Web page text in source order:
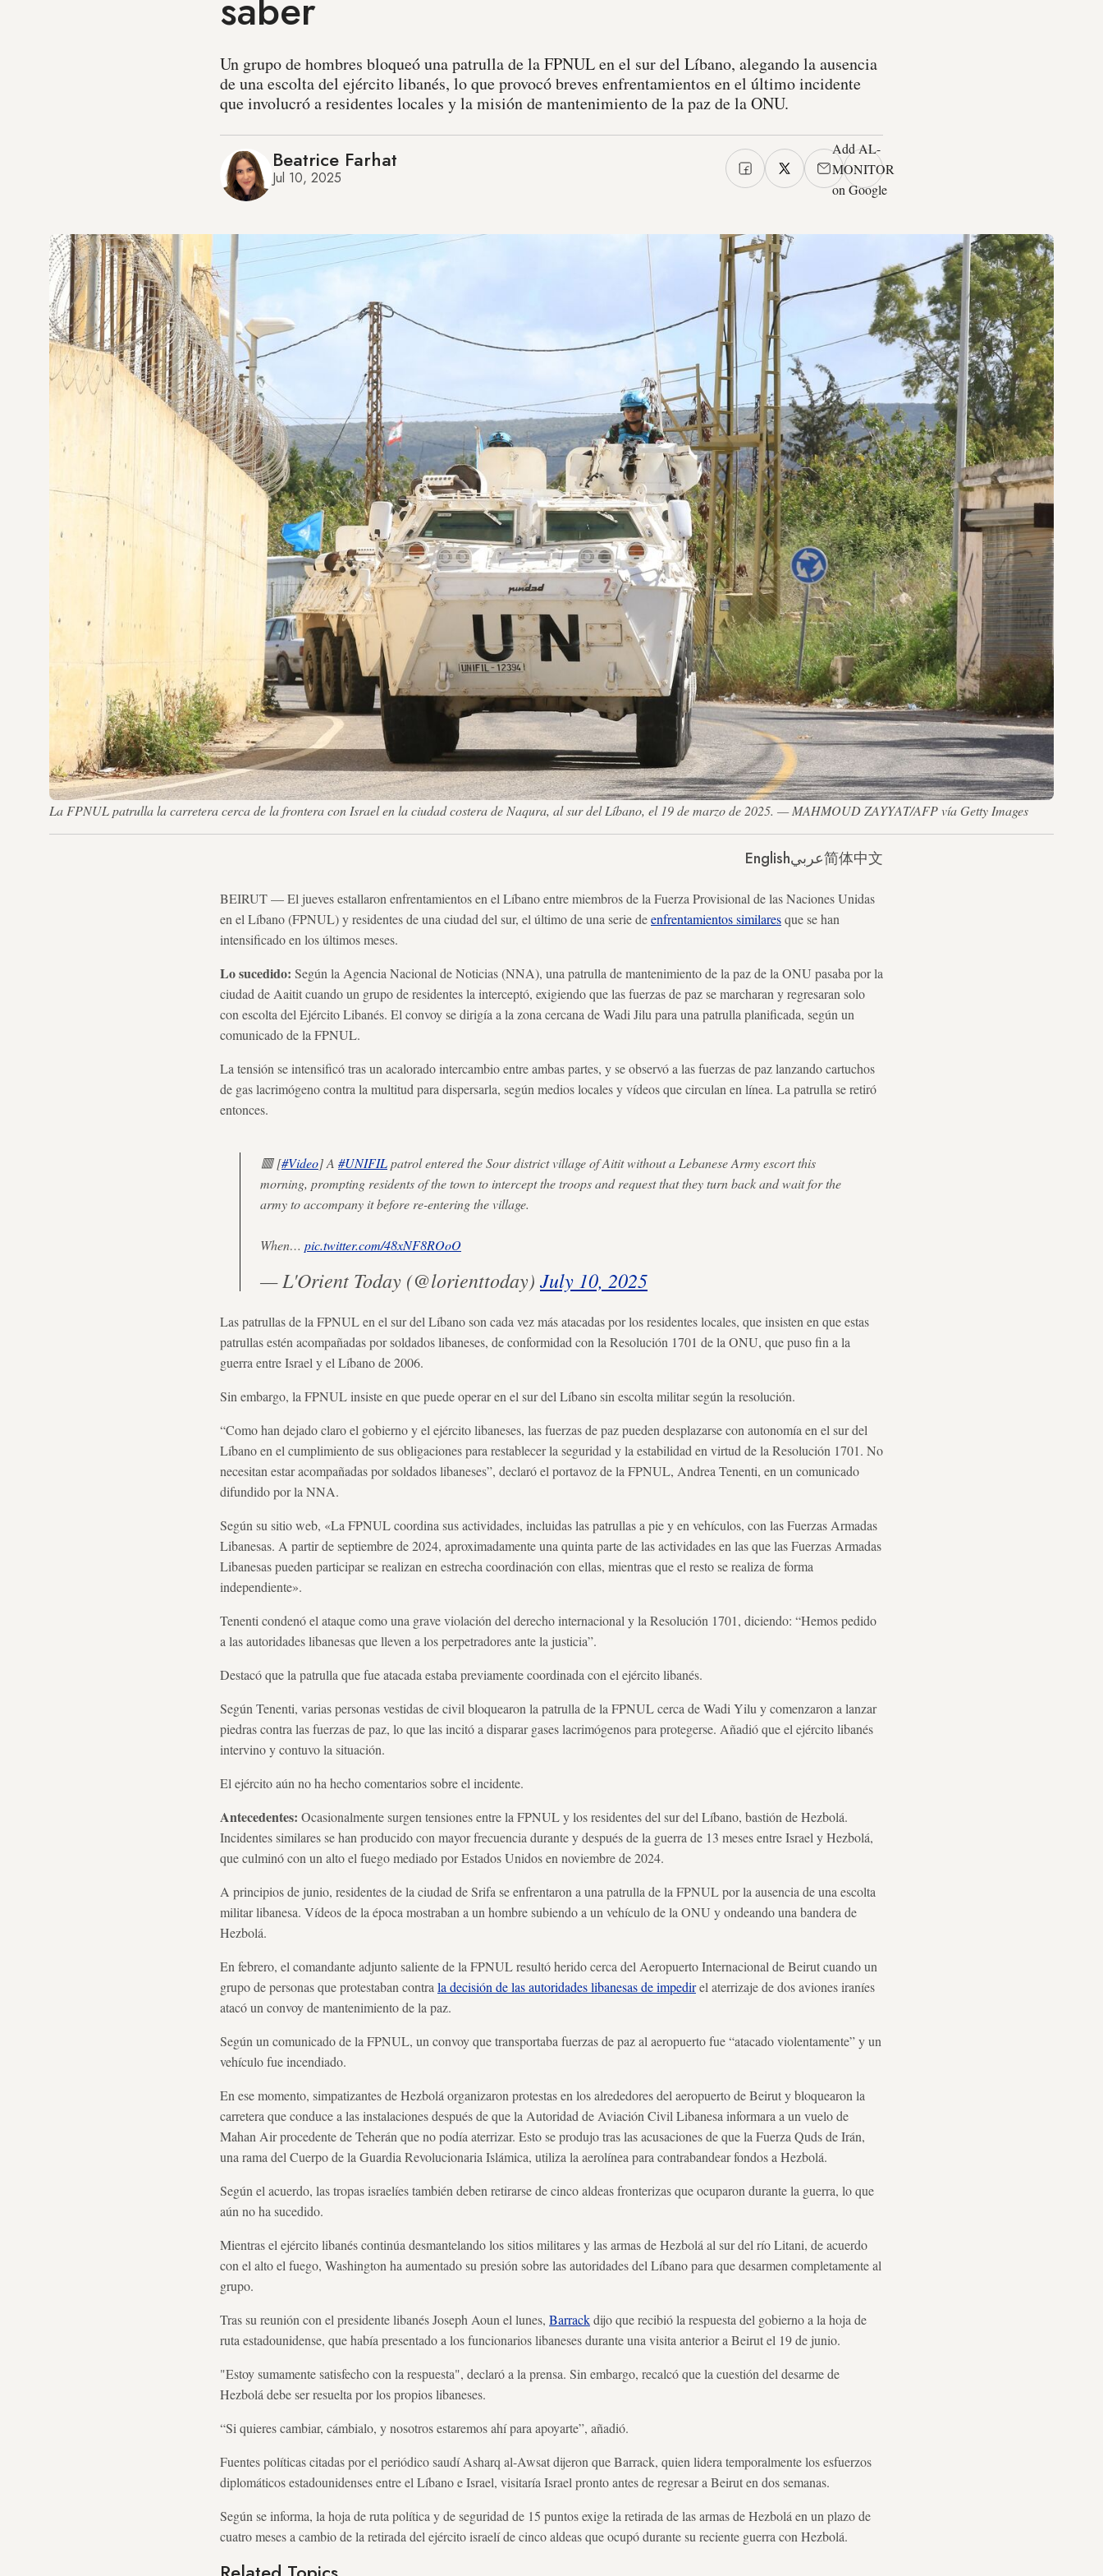
Un grupo de hombres bloqueó una patrulla de la FPNUL en el sur del Líbano, alegando la ausencia
de una escolta del ejército libanés, lo que provocó breves enfrentamientos en el último incidente
que involucró a residentes locales y la misión de mantenimiento de la paz de la ONU.
Beatrice Farhat
Jul 10, 2025
Add AL-
MONITOR
on Google
La FPNUL patrulla la carretera cerca de la frontera con Israel en la ciudad costera de Naqura, al sur del Líbano, el 19 de marzo de 2025. — MAHMOUD ZAYYAT/AFP vía Getty Images
Englishعربي简体中文
BEIRUT — El jueves estallaron enfrentamientos en el Líbano entre miembros de la Fuerza Provisional de las Naciones Unidas
en el Líbano (FPNUL) y residentes de una ciudad del sur, el último de una serie deenfrentamientos similaresque se han
intensificado en los últimos meses.
Lo sucedido: Según la Agencia Nacional de Noticias (NNA), una patrulla de mantenimiento de la paz de la ONU pasaba por la
ciudad de Aaitit cuando un grupo de residentes la interceptó, exigiendo que las fuerzas de paz se marcharan y regresaran solo
con escolta del Ejército Libanés. El convoy se dirigía a la zona cercana de Wadi Jilu para una patrulla planificada, según un
comunicado de la FPNUL.
La tensión se intensificó tras un acalorado intercambio entre ambas partes, y se observó a las fuerzas de paz lanzando cartuchos
de gas lacrimógeno contra la multitud para dispersarla, según medios locales y vídeos que circulan en línea. La patrulla se retiró
entonces.
🟥 [#Video] A #UNIFILpatrol entered the Sour district village of Aitit without a Lebanese Army escort this
morning, prompting residents of the town to intercept the troops and request that they turn back and wait for the
army to accompany it before re-entering the village.
When… pic.twitter.com/48xNF8ROoO
— L'Orient Today (@lorienttoday) July 10, 2025
Las patrullas de la FPNUL en el sur del Líbano son cada vez más atacadas por los residentes locales, que insisten en que estas
patrullas estén acompañadas por soldados libaneses, de conformidad con la Resolución 1701 de la ONU, que puso fin a la
guerra entre Israel y el Líbano de 2006.
Sin embargo, la FPNUL insiste en que puede operar en el sur del Líbano sin escolta militar según la resolución.
“Como han dejado claro el gobierno y el ejército libaneses, las fuerzas de paz pueden desplazarse con autonomía en el sur del
Líbano en el cumplimiento de sus obligaciones para restablecer la seguridad y la estabilidad en virtud de la Resolución 1701. No
necesitan estar acompañadas por soldados libaneses”, declaró el portavoz de la FPNUL, Andrea Tenenti, en un comunicado
difundido por la NNA.
Según su sitio web, «La FPNUL coordina sus actividades, incluidas las patrullas a pie y en vehículos, con las Fuerzas Armadas
Libanesas. A partir de septiembre de 2024, aproximadamente una quinta parte de las actividades en las que las Fuerzas Armadas
Libanesas pueden participar se realizan en estrecha coordinación con ellas, mientras que el resto se realiza de forma
independiente».
Tenenti condenó el ataque como una grave violación del derecho internacional y la Resolución 1701, diciendo: “Hemos pedido
a las autoridades libanesas que lleven a los perpetradores ante la justicia”.
Destacó que la patrulla que fue atacada estaba previamente coordinada con el ejército libanés.
Según Tenenti, varias personas vestidas de civil bloquearon la patrulla de la FPNUL cerca de Wadi Yilu y comenzaron a lanzar
piedras contra las fuerzas de paz, lo que las incitó a disparar gases lacrimógenos para protegerse. Añadió que el ejército libanés
intervino y contuvo la situación.
El ejército aún no ha hecho comentarios sobre el incidente.
Antecedentes: Ocasionalmente surgen tensiones entre la FPNUL y los residentes del sur del Líbano, bastión de Hezbolá.
Incidentes similares se han producido con mayor frecuencia durante y después de la guerra de 13 meses entre Israel y Hezbolá,
que culminó con un alto el fuego mediado por Estados Unidos en noviembre de 2024.
A principios de junio, residentes de la ciudad de Srifa se enfrentaron a una patrulla de la FPNUL por la ausencia de una escolta
militar libanesa. Vídeos de la época mostraban a un hombre subiendo a un vehículo de la ONU y ondeando una bandera de
Hezbolá.
En febrero, el comandante adjunto saliente de la FPNUL resultó herido cerca del Aeropuerto Internacional de Beirut cuando un
grupo de personas que protestaban contra la decisión de las autoridades libanesas de impedirel aterrizaje de dos aviones iraníes
atacó un convoy de mantenimiento de la paz.
Según un comunicado de la FPNUL, un convoy que transportaba fuerzas de paz al aeropuerto fue “atacado violentamente” y un
vehículo fue incendiado.
En ese momento, simpatizantes de Hezbolá organizaron protestas en los alrededores del aeropuerto de Beirut y bloquearon la
carretera que conduce a las instalaciones después de que la Autoridad de Aviación Civil Libanesa informara a un vuelo de
Mahan Air procedente de Teherán que no podía aterrizar. Esto se produjo tras las acusaciones de que la Fuerza Quds de Irán,
una rama del Cuerpo de la Guardia Revolucionaria Islámica, utiliza la aerolínea para contrabandear fondos a Hezbolá.
Según el acuerdo, las tropas israelíes también deben retirarse de cinco aldeas fronterizas que ocuparon durante la guerra, lo que
aún no ha sucedido.
Mientras el ejército libanés continúa desmantelando los sitios militares y las armas de Hezbolá al sur del río Litani, de acuerdo
con el alto el fuego, Washington ha aumentado su presión sobre las autoridades del Líbano para que desarmen completamente al
grupo.
Tras su reunión con el presidente libanés Joseph Aoun el lunes, Barrackdijo que recibió la respuesta del gobierno a la hoja de
ruta estadounidense, que había presentado a los funcionarios libaneses durante una visita anterior a Beirut el 19 de junio.
"Estoy sumamente satisfecho con la respuesta", declaró a la prensa. Sin embargo, recalcó que la cuestión del desarme de
Hezbolá debe ser resuelta por los propios libaneses.
“Si quieres cambiar, cámbialo, y nosotros estaremos ahí para apoyarte”, añadió.
Fuentes políticas citadas por el periódico saudí Asharq al-Awsat dijeron que Barrack, quien lidera temporalmente los esfuerzos
diplomáticos estadounidenses entre el Líbano e Israel, visitaría Israel pronto antes de regresar a Beirut en dos semanas.
Según se informa, la hoja de ruta política y de seguridad de 15 puntos exige la retirada de las armas de Hezbolá en un plazo de
cuatro meses a cambio de la retirada del ejército israelí de cinco aldeas que ocupó durante su reciente guerra con Hezbolá.